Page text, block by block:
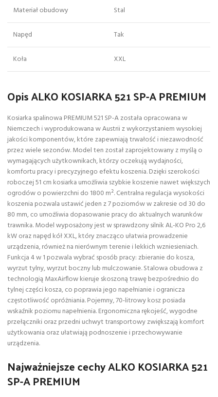
Materiał obudowy Stal
Napęd Tak
Koła XXL
Opis ALKO KOSIARKA 521 SP-A PREMIUM
Kosiarka spalinowa PREMIUM 521 SP-A została opracowana w
Niemczech i wyprodukowana w Austrii z wykorzystaniem wysokiej
jakości komponentów, które zapewniają trwałość i niezawodność
przez wiele sezonów. Model ten został zaprojektowany z myślą o
wymagających użytkownikach, którzy oczekują wydajności,
komfortu pracy i precyzyjnego efektu koszenia. Dzięki szerokości
roboczej 51 cm kosiarka umożliwia szybkie koszenie nawet większych
ogrodów o powierzchni do 1800 m². Centralna regulacja wysokości
koszenia pozwala ustawić jeden z 7 poziomów w zakresie od 30 do
80 mm, co umożliwia dopasowanie pracy do aktualnych warunków
trawnika. Model wyposażony jest w sprawdzony silnik AL-KO Pro 2,6
kW oraz napęd kół XXL, który znacząco ułatwia prowadzenie
urządzenia, również na nierównym terenie i lekkich wzniesieniach.
Funkcja 4 w 1 pozwala wybrać sposób pracy: zbieranie do kosza,
wyrzut tylny, wyrzut boczny lub mulczowanie. Stalowa obudowa z
technologią MaxAirflow kieruje skoszoną trawę bezpośrednio do
tylnej części kosza, co poprawia jego napełnianie i ogranicza
częstotliwość opróżniania. Pojemny, 70-litrowy kosz posiada
wskaźnik poziomu napełnienia. Ergonomiczna rękojeść, wygodne
przełączniki oraz przedni uchwyt transportowy zwiększają komfort
użytkowania oraz ułatwiają podnoszenie i przechowywanie
urządzenia.
Najważniejsze cechy ALKO KOSIARKA 521
SP-A PREMIUM